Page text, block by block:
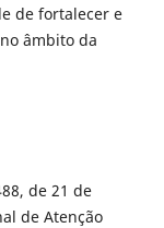
de fortalecer e
âmbito da
de 21 de
de Atenção